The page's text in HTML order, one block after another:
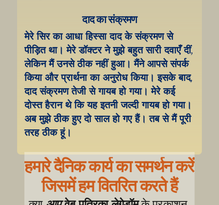
दाद का संक्रमण
मेरे सिर का आधा हिस्सा दाद के संक्रमण से
पीड़ित था। मेरे डॉक्टर ने मुझे बहुत सारी दवाएँ दीं,
लेकिन मैं उनसे ठीक नहीं हुआ। मैंने आपसे संपर्क
किया और प्रार्थना का अनुरोध किया। इसके बाद,
दाद संक्रमण तेजी से गायब हो गया। मेरे कई
दोस्त हैरान थे कि यह इतनी जल्दी गायब हो गया।
अब मुझे ठीक हुए दो साल हो गए हैं। तब से मैं पूरी
तरह ठीक हूं।
हमारे दैनिक कार्य का समर्थन करें
जिसमें हम वितरित करते हैं